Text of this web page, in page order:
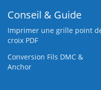
Conseil & Guide
Imprimer une grille point
croix PDF
Conversion Fils DMC &
Anchor